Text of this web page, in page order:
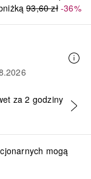
93,60 zł-36%
za 2 godziny
mogą